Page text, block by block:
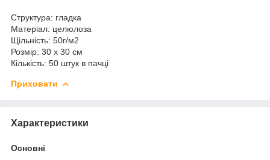
Структура: гладка
Матеріал: целюлоза
Щільність: 50г/м2
Розмір: 30 х 30 см
Кількість: 50 штук в пачці
Приховати
Характеристики
Основні